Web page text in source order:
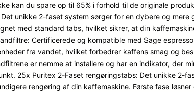
kan du spare op til 65% i forhold til de originale
unikke 2-faset system sørger for en dybere og mere
med standard tabs, hvilket sikrer, at din
Certificerede og kompatible med Sage
fra vandet, hvilket forbedrer kaffens smag og
er nemme at installere og har en indikator, der
25x Puritex 2-Faset rengøringstabs: Det unikke 2-
rengøring af din kaffemaskine. Første fase løsner